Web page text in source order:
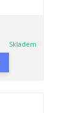
Skladem